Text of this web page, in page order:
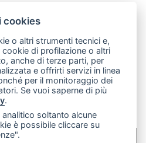
LeccoOnline
RSS
cookies
o altri strumenti tecnici e,
di profilazione o altri
anche di terze parti, per
e offrirti servizi in linea
per il monitoraggio dei
Se vuoi saperne di più
.
soltanto alcune
è possibile cliccare su